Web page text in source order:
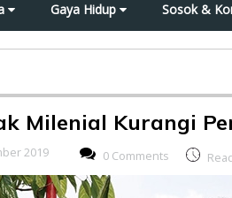
Gaya Hidup Sosok &
Milenial Kurangi
2019 0 Comments